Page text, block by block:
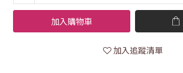
加入購物車
加入追蹤清單